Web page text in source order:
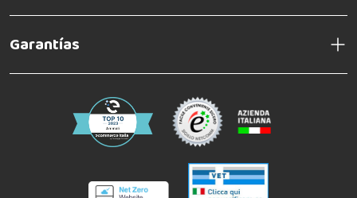
Garantías